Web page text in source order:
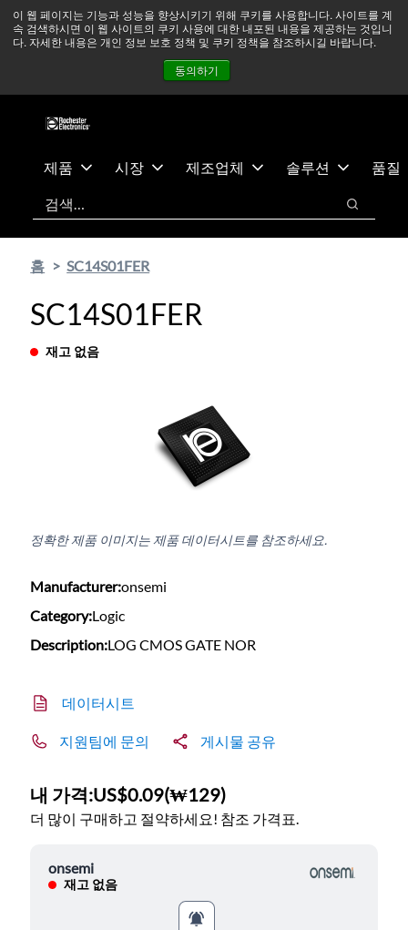
이 웹 페이지는 기능과 성능을 향상시키기 위해 쿠키를 사용합니다. 사이트를 계
속 검색하시면 이 웹 사이트의 쿠키 사용에 대한 내포된 내용을 제공하는 것입니
다. 자세한 내용은 개인 정보 보호 정책 및 쿠키 정책을 참조하시길 바랍니다.
동의하기
츠
건
중동 지역 상황을 지속적으로 주시하고 있으며, 모든 서비스는
정상적으로 운영되고 있습니다. 더 읽어보기 →
뉴스
문의하기
제품 시장 제조업체 솔루션
품질
검색
검색
홈 SC14S01FER
SC14S01FER
재고 없음
정확한 제품 이미지는 제품 데이터시트를 참조하세요.
Manufacturer:onsemi
Category:Logic
Description:LOG CMOS GATE NOR
데이터시트
지원팀에 문의 게시물 공유
내 가격:US$0.09(₩129)
더 많이 구매하고 절약하세요! 참조 가격표.
onsemi
재고 없음